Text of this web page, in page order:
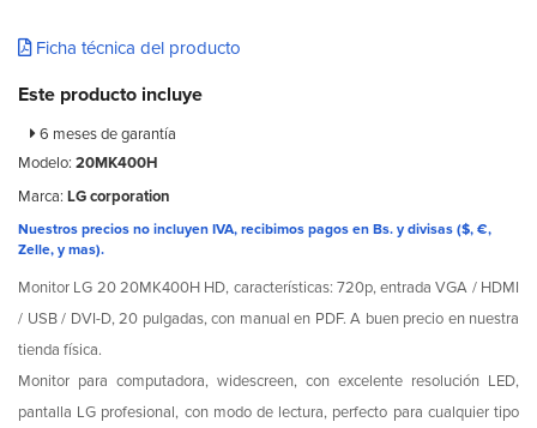
Ficha técnica del producto
Este producto incluye
6 meses de garantía
Modelo: 20MK400H
Marca: LG corporation
Nuestros precios no incluyen IVA, recibimos pagos en Bs. y divisas ($, €,
Zelle, y mas).
Monitor LG 20 20MK400H HD, características: 720p, entrada VGA / HDMI
/ USB / DVI-D, 20 pulgadas, con manual en PDF. A buen precio en nuestra
tienda física.
Monitor para computadora, widescreen, con excelente resolución LED,
pantalla LG profesional, con modo de lectura, perfecto para cualquier tipo